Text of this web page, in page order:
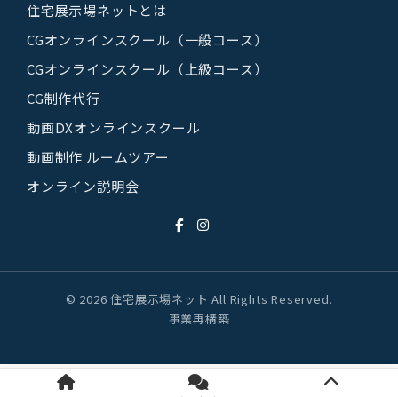
住宅展示場ネットとは
CGオンラインスクール（一般コース）
CGオンラインスクール（上級コース）
CG制作代行
動画DXオンラインスクール
動画制作 ルームツアー
オンライン説明会
© 2026 住宅展示場ネット All Rights Reserved.
事業再構築